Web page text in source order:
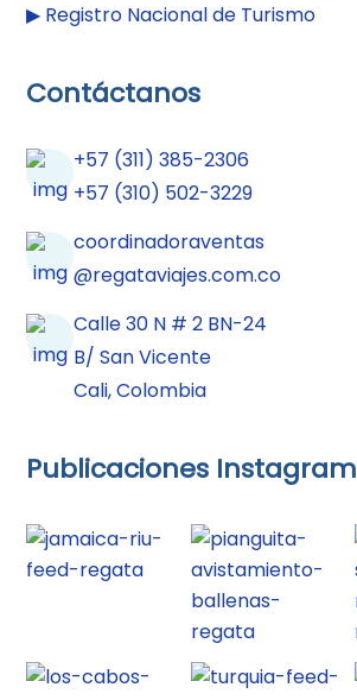
▶︎ Registro Nacional de Turismo
Contáctanos
+57 (311) 385-2306
+57 (310) 502-3229
coordinadoraventas
@regataviajes.com.co
Calle 30 N # 2 BN-24
B/ San Vicente
Cali, Colombia
Publicaciones Instagram